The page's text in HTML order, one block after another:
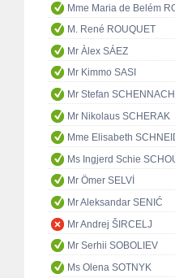
Mme Maria de Belém
M. René ROUQUET
Mr Àlex SÁEZ
Mr Kimmo SASI
Mr Stefan SCHENNACH
Mr Nikolaus SCHERAK
Mme Elisabeth
Ms Ingjerd Schie
Mr Ömer SELVİ
Mr Aleksandar SENIĆ
Mr Andrej ŠIRCELJ
Mr Serhii SOBOLIEV
Ms Olena SOTNYK